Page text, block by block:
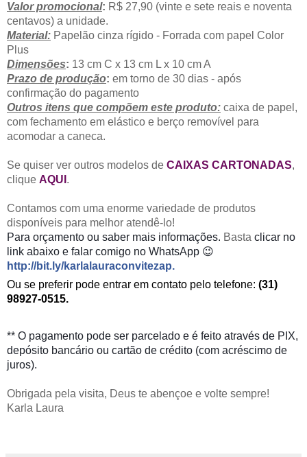
Valor promocional: R$ 27,90 (vinte e sete reais e noventa
centavos) a unidade.
Material: Papelão cinza rígido - Forrada com papel Color
Plus
Dimensões: 13 cm C x 13 cm L x 10 cm A
Prazo de produção: em torno de 30 dias - após
confirmação do pagamento
Outros itens que compõem este produto: caixa de papel,
com fechamento em elástico e berço removível para
acomodar a caneca.
Se quiser ver outros modelos de CAIXAS CARTONADAS,
clique AQUI .
Contamos com uma enorme variedade de produtos
disponíveis para melhor atendê-lo!
Para orçamento ou saber mais informações. Basta clicar no
link abaixo e falar comigo no WhatsApp 😉
http://bit.ly/karlalauraconvitezap.
Ou se preferir pode entrar em contato pelo telefone: (31)
98927-0515.
** O pagamento pode ser parcelado e é feito através de PIX,
depósito bancário ou cartão de crédito (com acréscimo de
juros).
Obrigada pela visita, Deus te abençoe e volte sempre!
Karla Laura